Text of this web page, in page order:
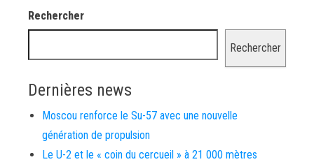
Rechercher
Rechercher
Dernières news
Moscou renforce le Su-57 avec une nouvelle
génération de propulsion
Le U-2 et le « coin du cercueil » à 21 000 mètres